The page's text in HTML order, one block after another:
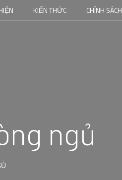
KIẾN THỨC CHÍNH SÁCH
ngủ